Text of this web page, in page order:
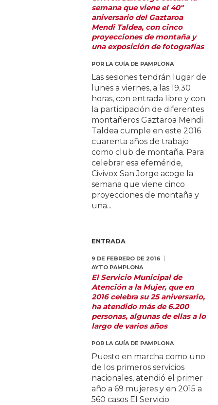
semana que viene el 40º
aniversario del Gaztaroa
Mendi Taldea, con cinco
proyecciones de montaña y
una exposición de fotografías
POR LA GUÍA DE PAMPLONA
Las sesiones tendrán lugar de
lunes a viernes, a las 19.30
horas, con entrada libre y con
la participación de diferentes
montañeros Gaztaroa Mendi
Taldea cumple en este 2016
cuarenta años de trabajo
como club de montaña. Para
celebrar esa efeméride,
Civivox San Jorge acoge la
semana que viene cinco
proyecciones de montaña y
una...
ENTRADA
9 DE FEBRERO DE 2016
AYTO PAMPLONA
El Servicio Municipal de
Atención a la Mujer, que en
2016 celebra su 25 aniversario,
ha atendido más de 6.200
personas, algunas de ellas a lo
largo de varios años
POR LA GUÍA DE PAMPLONA
Puesto en marcha como uno
de los primeros servicios
nacionales, atendió el primer
año a 69 mujeres y en 2015 a
560 casos El Servicio